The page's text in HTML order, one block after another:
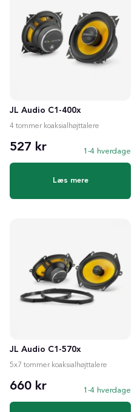
JL Audio C1-400x
4 tommer koaksialhøjttalere
527 kr 1-4 hverdage
Læs mere
JL Audio C1-570x
5x7 tommer koaksialhøjttalere
660 kr 1-4 hverdage